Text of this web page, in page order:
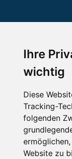
Ihre
wichtig
Diese
Tracking-
folgenden
ermöglichen,
Website zu
Die
Muss für